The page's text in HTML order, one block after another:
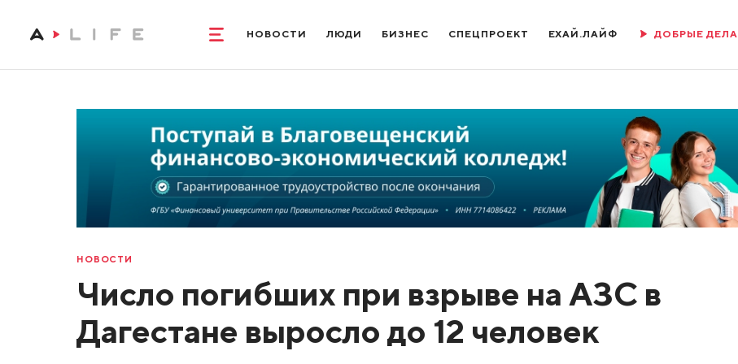
НОВОСТИ ЛЮДИ БИЗНЕС СПЕЦПРОЕКТ ЕХАЙ.ЛАЙФ ДОБРЫЕ ДЕЛА
НОВОСТИ
Число погибших при взрыве на АЗС в
Дагестане выросло до 12 человек